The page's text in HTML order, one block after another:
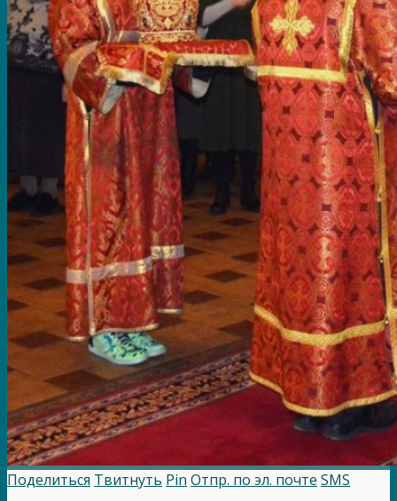
Поделиться Твитнуть Pin Отпр. по эл. почте SMS